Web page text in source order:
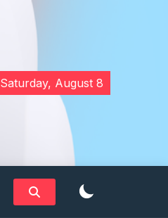
Saturday, August 8